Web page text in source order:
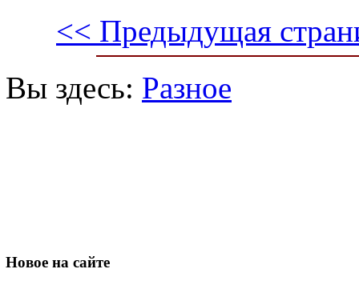
<< Предыдущая
Вы здесь: Разное
Новое на сайте